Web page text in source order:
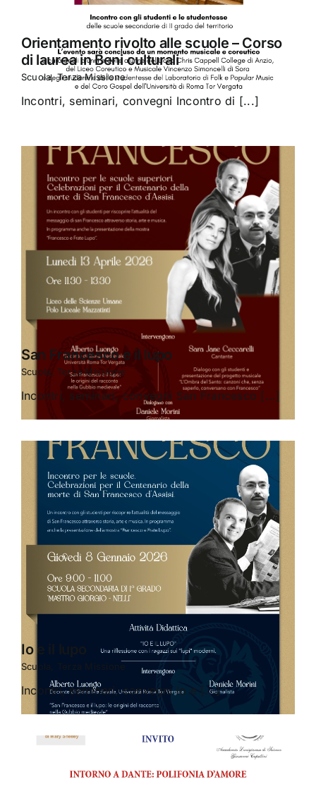
Orientamento rivolto alle scuole – Corso
di laurea in Beni culturali
Scuola,Terza Missione
Incontri, seminari, convegni Incontro di [...]
San Francesco e il lupo
Scuola Terza Missione
Incontri, seminari, convegni San Francesco [...]
Io e il lupo
Scuola
Incontri, seminari, convegni Io e [...]